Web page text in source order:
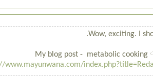
Wow, exciting. I
My blog post - metabolic cooking
www.mayunwana.com/